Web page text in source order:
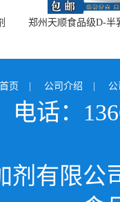
郑州天顺食品级D-半
页 | 公司介绍 |
电话：
剂有限公